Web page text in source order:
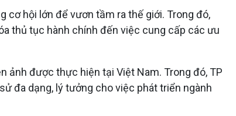
hội lớn để vươn tầm ra thế giới. Trong đó,
thủ tục hành chính đến việc cung cấp các ưu
ảnh được thực hiện tại Việt Nam. Trong đó, TP
đa dạng, lý tưởng cho việc phát triển ngành